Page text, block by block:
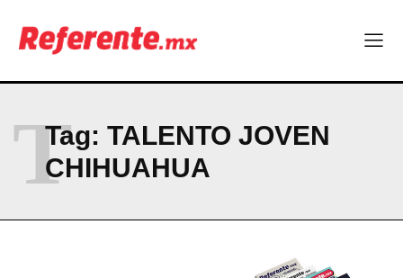
Company
ABOUT
PRIVACY POLICY
NEWSLETTER
Tag: TALENTO JOVEN
CHIHUAHUA
T